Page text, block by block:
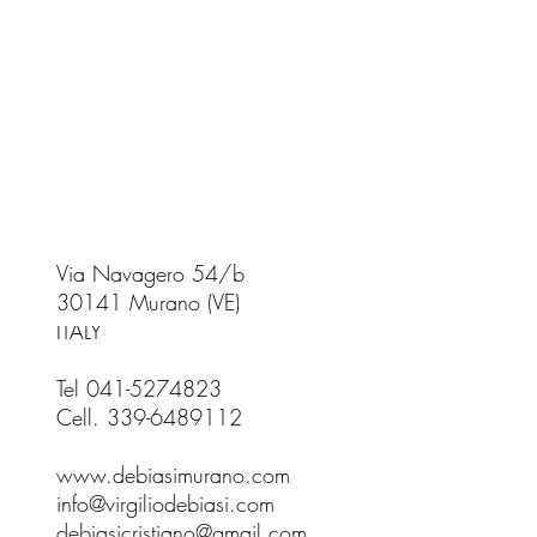
Via Navagero 54/b
30141 Murano (VE)
ITALY
Tel 041-5274823
Cell. 339-6489112
www.debiasimurano.com
info@virgiliodebiasi.com